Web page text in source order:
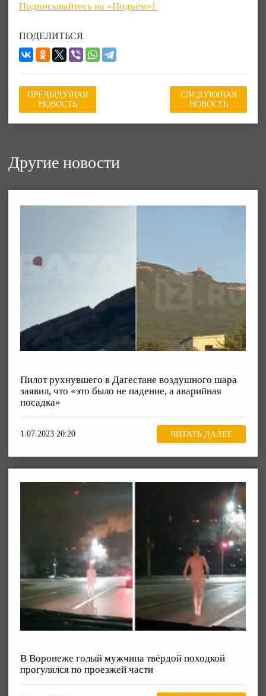
Подписывайтесь на «Подъём»!
ПОДЕЛИТЬСЯ
ПРЕДЫДУЩАЯ
НОВОСТЬ
СЛЕДУЮЩАЯ
НОВОСТЬ
Другие новости
Пилот рухнувшего в Дагестане воздушного шара
заявил, что «это было не падение, а аварийная
посадка»
1.07.2023 20:20 ЧИТАТЬ ДАЛЕЕ
В Воронеже голый мужчина твёрдой походкой
прогулялся по проезжей части